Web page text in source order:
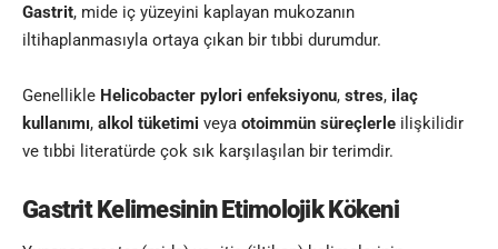
Gastrit, mide iç yüzeyini kaplayan mukozanın
iltihaplanmasıyla ortaya çıkan bir tıbbi durumdur.
Genellikle Helicobacter pylori enfeksiyonu, stres, ilaç
kullanımı, alkol tüketimi veya otoimmün süreçlerle ilişkilidir
ve tıbbi literatürde çok sık karşılaşılan bir terimdir.
Gastrit Kelimesinin Etimolojik Kökeni